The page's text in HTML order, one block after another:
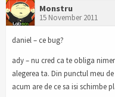
Monstru
15 November 2011
daniel – ce bug?
ady – nu cred ca te obliga
alegerea ta. Din punctul meu
acum are de ce sa isi schimbe